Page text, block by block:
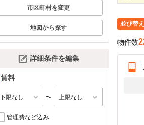
市区町村を変更
地図から探す
詳細条件を編集
賃料
〜
管理費など込み
並び替え
物件数